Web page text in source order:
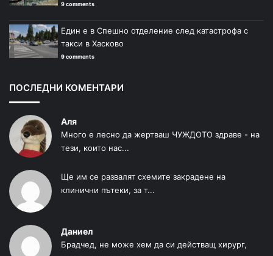
9 comments
Един е в Спешно отделение след катастрофа с
такси в Хасково
9 comments
ПОСЛЕДНИ КОМЕНТАРИ
Аля
Много е лесно да жертваш ЧУЖДОТО здраве - на
тези, които нас...
Ще им се развалят схемите закрадене на
клинични пътеки, за т...
Даниел
Брадчед, не може хем да си действащ хирург,